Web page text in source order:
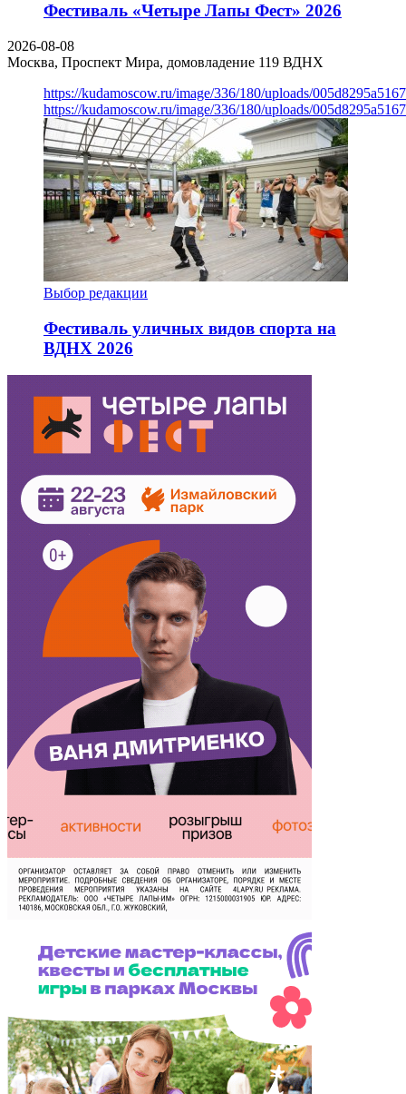
Фестиваль «Четыре Лапы Фест» 2026
2026-08-08
Москва, Проспект Мира, домовладение 119 ВДНХ
https://kudamoscow.ru/image/336/180/uploads/
https://kudamoscow.ru/image/336/180/uploads/
Выбор редакции
Фестиваль уличных видов спорта на
ВДНХ 2026